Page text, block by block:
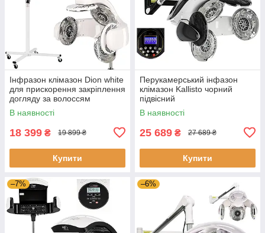
Інфразон клімазон Dion white
для прискорення закріплення
догляду за волоссям
В наявності
18 399 ₴ 19 899 ₴
Купити
Перукамерський інфазон
клімазон Kallisto чорний
підвісний
В наявності
25 689 ₴ 27 689 ₴
Купити
–7% –6%